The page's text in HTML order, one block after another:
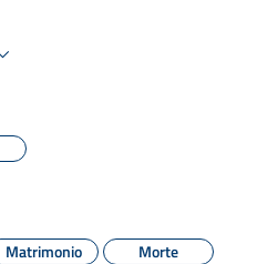
Matrimonio
Morte